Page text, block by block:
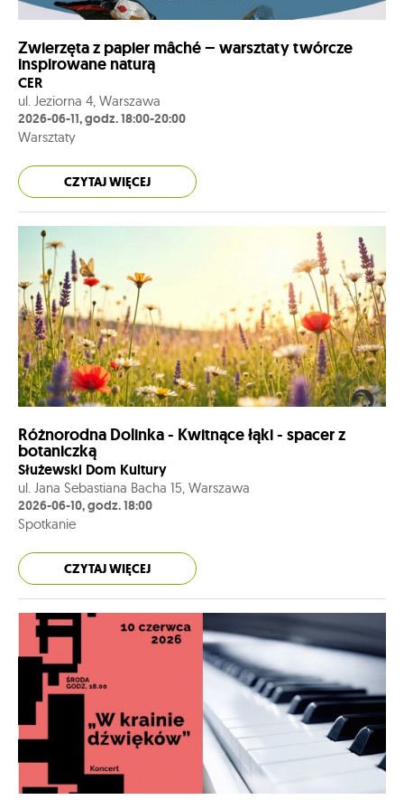
Zwierzęta z papier mâché – warsztaty twórcze
inspirowane naturą
CER
ul. Jeziorna 4, Warszawa
2026-06-11, godz. 18:00-20:00
Warsztaty
CZYTAJ WIĘCEJ
Różnorodna Dolinka - Kwitnące łąki - spacer z
botaniczką
Służewski Dom Kultury
ul. Jana Sebastiana Bacha 15, Warszawa
2026-06-10, godz. 18:00
Spotkanie
CZYTAJ WIĘCEJ